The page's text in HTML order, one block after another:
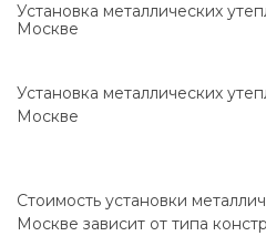
Установка металлических
Москве
Установка металлических
Москве
Стоимость установки
Москве зависит от типа